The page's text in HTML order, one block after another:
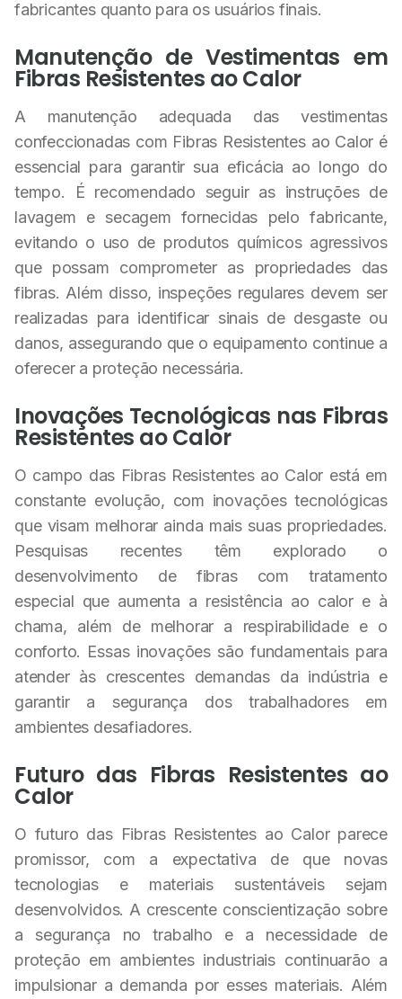
fabricantes quanto para os usuários finais.
Manutenção de Vestimentas em
Fibras Resistentes ao Calor
A manutenção adequada das vestimentas
confeccionadas com Fibras Resistentes ao Calor é
essencial para garantir sua eficácia ao longo do
tempo. É recomendado seguir as instruções de
lavagem e secagem fornecidas pelo fabricante,
evitando o uso de produtos químicos agressivos
que possam comprometer as propriedades das
fibras. Além disso, inspeções regulares devem ser
realizadas para identificar sinais de desgaste ou
danos, assegurando que o equipamento continue a
oferecer a proteção necessária.
Inovações Tecnológicas nas Fibras
Resistentes ao Calor
O campo das Fibras Resistentes ao Calor está em
constante evolução, com inovações tecnológicas
que visam melhorar ainda mais suas propriedades.
Pesquisas recentes têm explorado o
desenvolvimento de fibras com tratamento
especial que aumenta a resistência ao calor e à
chama, além de melhorar a respirabilidade e o
conforto. Essas inovações são fundamentais para
atender às crescentes demandas da indústria e
garantir a segurança dos trabalhadores em
ambientes desafiadores.
Futuro das Fibras Resistentes ao
Calor
O futuro das Fibras Resistentes ao Calor parece
promissor, com a expectativa de que novas
tecnologias e materiais sustentáveis sejam
desenvolvidos. A crescente conscientização sobre
a segurança no trabalho e a necessidade de
proteção em ambientes industriais continuarão a
impulsionar a demanda por esses materiais. Além